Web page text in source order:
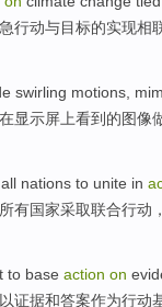
行动与目标的实现相
swirling motions,
在显示屏 上看到 的图像
all nations to unite in
所有国家采取联合行动
to base action on
以证据和答案作为行动